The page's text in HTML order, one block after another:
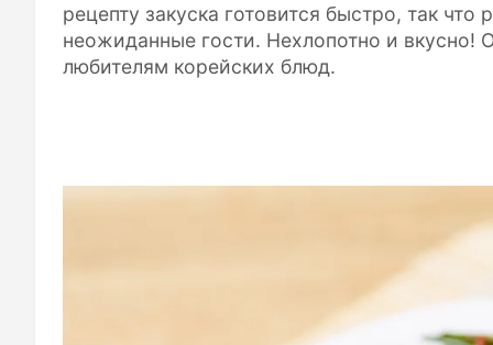
рецепту закуска готовится быстро, так
неожиданные гости. Нехлопотно и вкусно!
любителям корейских блюд.